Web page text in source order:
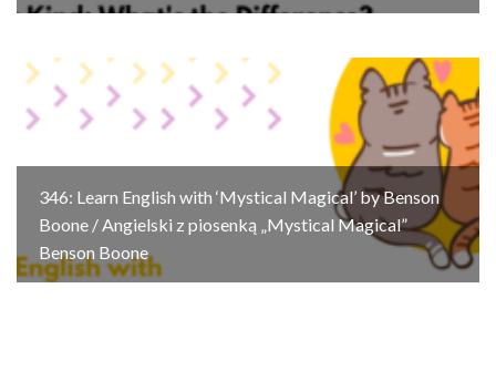
346: Learn English with ‘Mystical Magical’ by Benson
Boone / Angielski z piosenką „Mystical Magical”
Benson Boone